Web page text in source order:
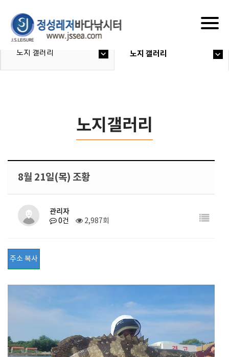
노지 갤러리 노지 갤러리
노지갤러리
8월 21일(목) 조황
관리자
0건 2,987회
주소 복사